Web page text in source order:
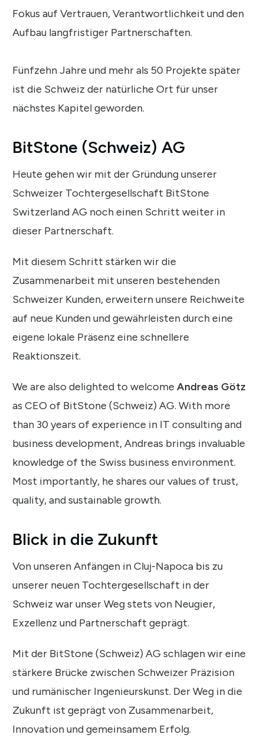
Fokus auf Vertrauen, Verantwortlichkeit und den
Aufbau langfristiger Partnerschaften.
Fünfzehn Jahre und mehr als 50 Projekte später
ist die Schweiz der natürliche Ort für unser
nächstes Kapitel geworden.
BitStone (Schweiz) AG
Heute gehen wir mit der Gründung unserer
Schweizer Tochtergesellschaft BitStone
Switzerland AG noch einen Schritt weiter in
dieser Partnerschaft.
Mit diesem Schritt stärken wir die
Zusammenarbeit mit unseren bestehenden
Schweizer Kunden, erweitern unsere Reichweite
auf neue Kunden und gewährleisten durch eine
eigene lokale Präsenz eine schnellere
Reaktionszeit.
We are also delighted to welcome Andreas Götz
as CEO of BitStone (Schweiz) AG. With more
than 30 years of experience in IT consulting and
business development, Andreas brings invaluable
knowledge of the Swiss business environment.
Most importantly, he shares our values of trust,
quality, and sustainable growth.
Blick in die Zukunft
Von unseren Anfängen in Cluj-Napoca bis zu
unserer neuen Tochtergesellschaft in der
Schweiz war unser Weg stets von Neugier,
Exzellenz und Partnerschaft geprägt.
Mit der BitStone (Schweiz) AG schlagen wir eine
stärkere Brücke zwischen Schweizer Präzision
und rumänischer Ingenieurskunst. Der Weg in die
Zukunft ist geprägt von Zusammenarbeit,
Innovation und gemeinsamem Erfolg.